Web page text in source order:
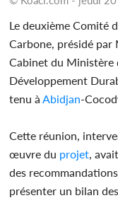
Le deuxième Comité
Carbone, présidé par
Cabinet du Ministère
Développement
tenu à Abidjan-
Cette réunion,
œuvre du projet ,
des
présenter un bilan